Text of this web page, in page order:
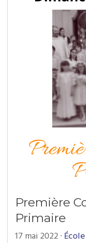
Première
Primaire
17 mai 2022 · École